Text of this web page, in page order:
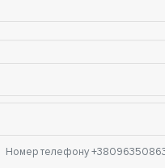
Номер телефону